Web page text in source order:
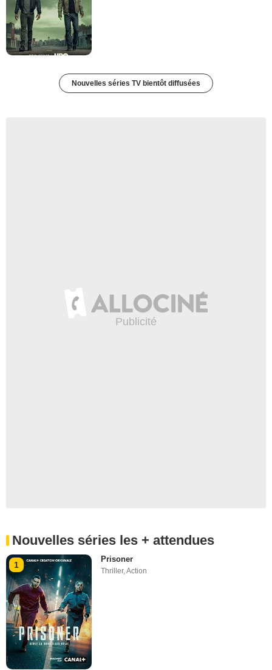
Nouvelles séries TV bientôt diffusées
Nouvelles séries les + attendues
1
Prisoner
Thriller,Action